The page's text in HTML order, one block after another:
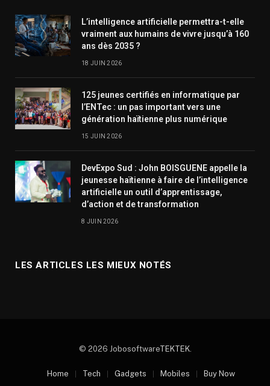
L’intelligence artificielle permettra-t-elle
vraiment aux humains de vivre jusqu’à 160
ans dès 2035 ?
18 JUIN 2026
125 jeunes certifiés en informatique par
l’ENTec : un pas important vers une
génération haïtienne plus numérique
15 JUIN 2026
DevExpo Sud : John BOISGUENE appelle la
jeunesse haïtienne à faire de l’intelligence
artificielle un outil d’apprentissage,
d’action et de transformation
8 JUIN 2026
LES ARTICLES LES MIEUX NOTÉS
© 2026 JobosoftwareTEKTEK.
Home Tech Gadgets Mobiles Buy Now